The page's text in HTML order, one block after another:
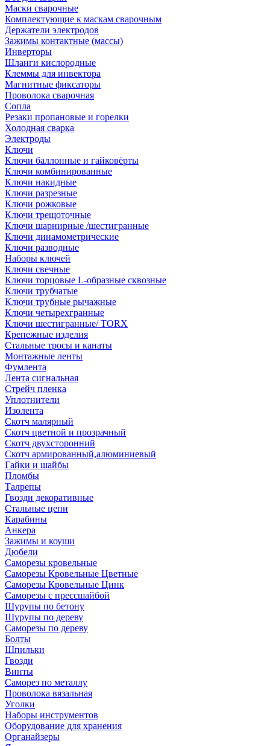
Маски сварочные
Комплектующие к маскам сварочным
Держатели электродов
Зажимы контактные (массы)
Инверторы
Шланги кислородные
Клеммы для инвектора
Магнитные фиксаторы
Проволока сварочная
Сопла
Резаки пропановые и горелки
Холодная сварка
Электроды
Ключи
Ключи баллонные и гайковёрты
Ключи комбинированные
Ключи накидные
Ключи разрезные
Ключи рожковые
Ключи трещоточные
Ключи шарнирные /шестигранные
Ключи динамометрические
Ключи разводные
Наборы ключей
Ключи свечные
Ключи торцовые L-образные сквозные
Ключи трубчатые
Ключи трубные рычажные
Ключи четырехгранные
Ключи шестигранные/ TORX
Крепежные изделия
Стальные тросы и канаты
Монтажные ленты
Фумлента
Лента сигнальная
Стрейч пленка
Уплотнители
Изолента
Скотч малярный
Скотч цветной и прозрачный
Скотч двухсторонний
Скотч армированный,алюминиевый
Гайки и шайбы
Пломбы
Талрепы
Гвозди декоративные
Стальные цепи
Карабины
Анкера
Зажимы и коуши
Дюбели
Саморезы кровельные
Саморезы Кровельные Цветные
Саморезы Кровельные Цинк
Саморезы с прессшайбой
Шурупы по бетону
Шурупы по дереву
Саморезы по дереву
Болты
Шпильки
Гвозди
Винты
Саморез по металлу
Проволока вязальная
Уголки
Наборы инструментов
Оборудование для хранения
Органайзеры